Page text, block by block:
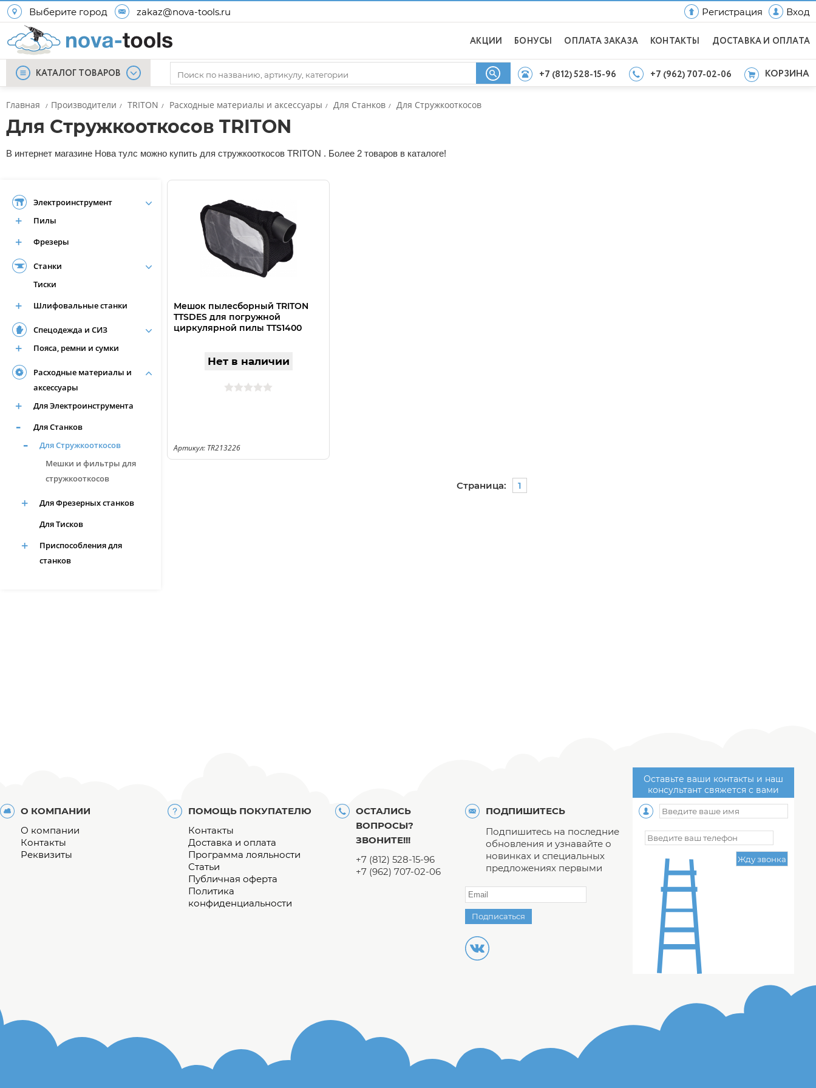
Выберите город zakaz@nova-tools.ru Регистрация Вход
АКЦИИ БОНУСЫ ОПЛАТА ЗАКАЗА КОНТАКТЫ ДОСТАВКА И ОПЛАТА
КАТАЛОГ ТОВАРОВ +7 (812) 528-15-96 +7 (962) 707-02-06 КОРЗИНА
Главная / Производители / TRITON / Расходные материалы и аксессуары / Для Станков / Для Стружкооткосов
Для Стружкооткосов TRITON
В интернет магазине Нова тулс можно купить для стружкооткосов TRITON . Более 2 товаров в каталоге!
Электроинструмент
Пилы
Фрезеры
Станки
Тиски
Шлифовальные станки
Спецодежда и СИЗ
Пояса, ремни и сумки
Расходные материалы и
аксессуары
Для Электроинструмента
Для Станков
Для Стружкооткосов
Мешки и фильтры для
стружкооткосов
Для Фрезерных станков
Для Тисков
Приспособления для
станков
Мешок пылесборный TRITON
TTSDES для погружной
циркулярной пилы TTS1400
Нет в наличии
Артикул: TR213226
Страница: 1
О КОМПАНИИ
О компании
Контакты
Реквизиты
ПОМОЩЬ ПОКУПАТЕЛЮ
Контакты
Доставка и оплата
Программа лояльности
Статьи
Публичная оферта
Политика
конфиденциальности
ОСТАЛИСЬ
ВОПРОСЫ?
ЗВОНИТЕ!!!
+7 (812) 528-15-96
+7 (962) 707-02-06
ПОДПИШИТЕСЬ
Подпишитесь на последние
обновления и узнавайте о
новинках и специальных
предложениях первыми
Подписаться
Оставьте ваши контакты и наш
консультант свяжется с вами